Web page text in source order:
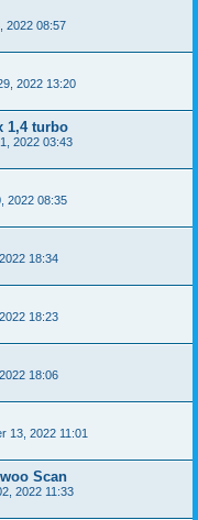
2022 08:57
2022 13:20
1,4 turbo
2022 03:43
2022 08:35
18:34
18:23
18:06
13, 2022 11:01
Scan
2022 11:33